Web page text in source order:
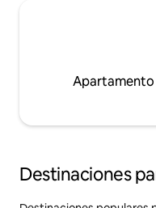
Apartamento
Destinaciones